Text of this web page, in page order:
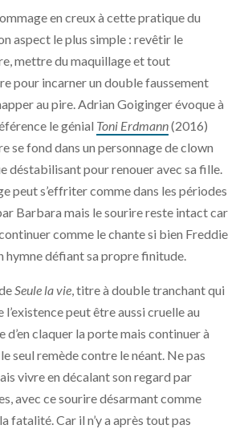
en creux à cette pratique du
aspect le plus simple : revêtir le
mettre du maquillage et tout
pour incarner un double faussement
au pire. Adrian Goiginger évoque à
le génial Toni Erdmann(2016)
se fond dans un personnage de clown
déstabilisant pour renouer avec sa fille.
peut s’effriter comme dans les périodes
Barbara mais le sourire reste intact car
comme le chante si bien Freddie
hymne défiant sa propre finitude.
Seule la vie , titre à double tranchant qui
l’existence peut être aussi cruelle au
d’en claquer la porte mais continuer à
seul remède contre le néant. Ne pas
vivre en décalant son regard par
avec ce sourire désarmant comme
fatalité. Car il n’y a après tout pas